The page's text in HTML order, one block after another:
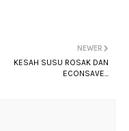
NEWER
KESAH SUSU ROSAK DAN
ECONSAVE...